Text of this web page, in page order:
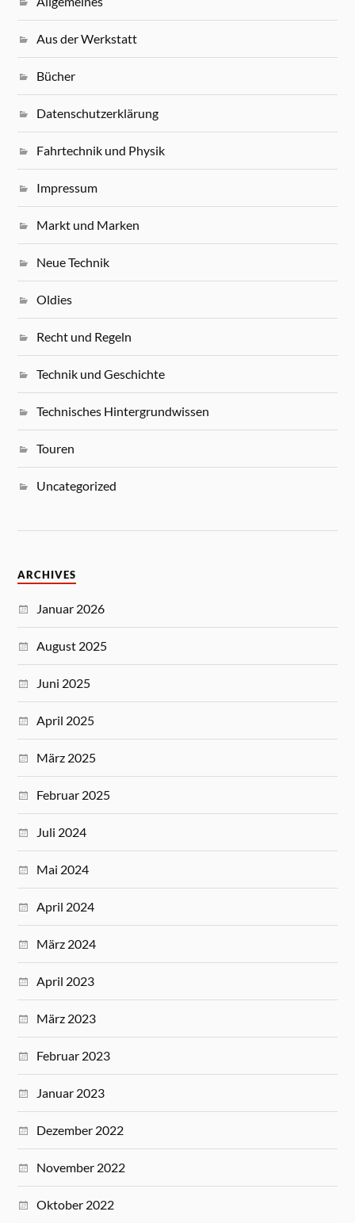
Aus der Werkstatt
Bücher
Datenschutzerklärung
Fahrtechnik und Physik
Impressum
Markt und Marken
Neue Technik
Oldies
Recht und Regeln
Technik und Geschichte
Technisches Hintergrundwissen
Touren
Uncategorized
ARCHIVES
Januar 2026
August 2025
Juni 2025
April 2025
März 2025
Februar 2025
Juli 2024
Mai 2024
April 2024
März 2024
April 2023
März 2023
Februar 2023
Januar 2023
Dezember 2022
November 2022
Oktober 2022